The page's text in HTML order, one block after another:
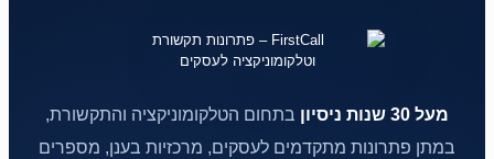
מעל 30 שנות ניסיון
בתחום הטלקומוניקציה והתקשורת,
במתן פתרונות מתקדמים לעסקים, מרכזיות בענן, מספרים